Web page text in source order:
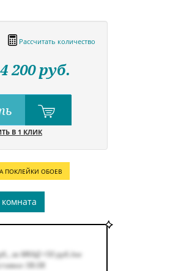
Рассчитать количество
4 200руб.
В 1 КЛИК
ПОКЛЕЙКИ ОБОЕВ
за МКАД +50руб. /км
08.08